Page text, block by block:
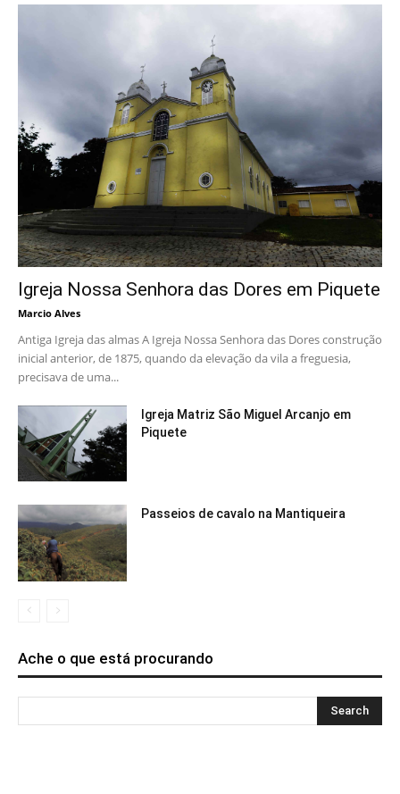
Igreja Nossa Senhora das Dores em Piquete
Marcio Alves
Antiga Igreja das almas A Igreja Nossa Senhora das Dores construção
inicial anterior, de 1875, quando da elevação da vila a freguesia,
precisava de uma...
Igreja Matriz São Miguel Arcanjo em
Piquete
Passeios de cavalo na Mantiqueira
Ache o que está procurando